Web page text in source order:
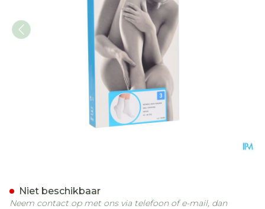
Niet beschikbaar
Neem contact op met ons via telefoon of e-mail, dan